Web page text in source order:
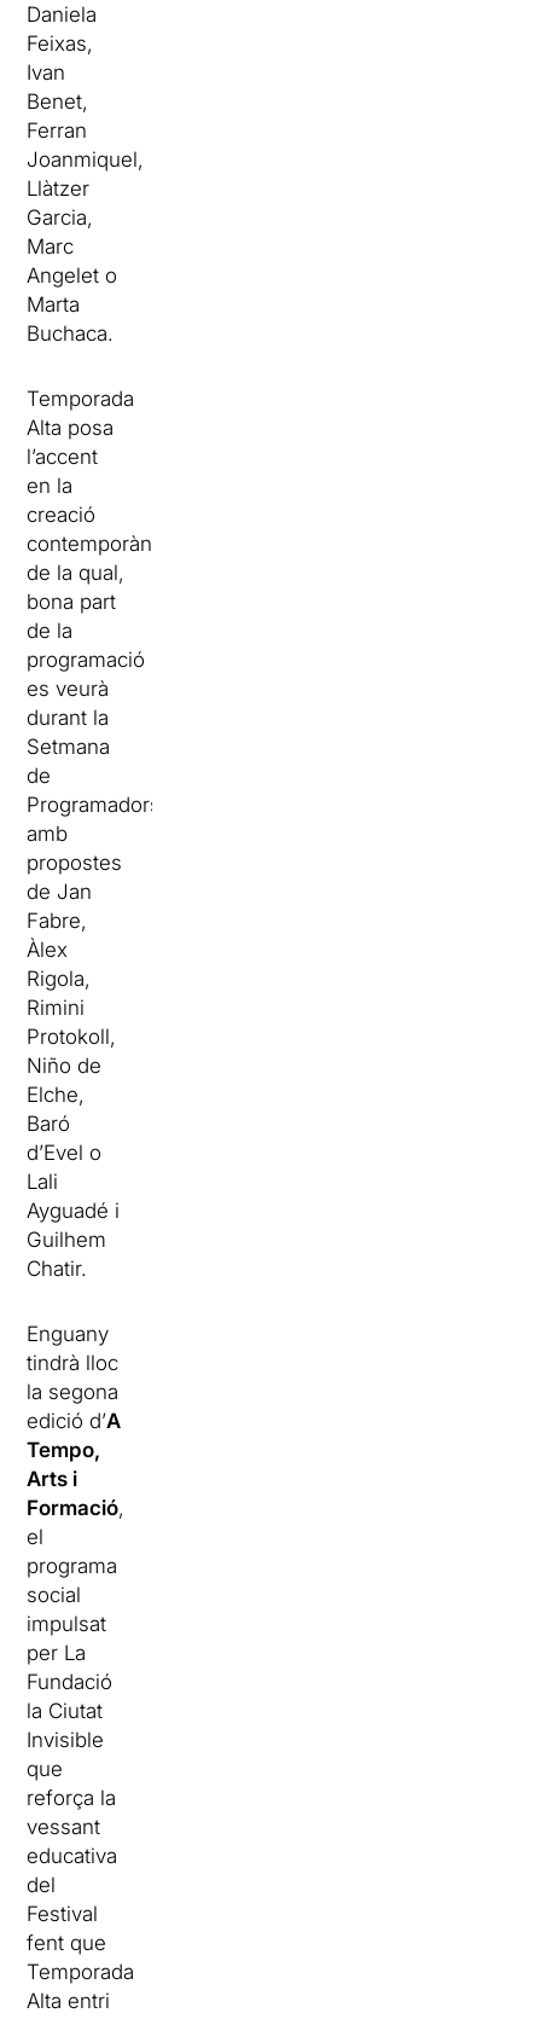
Daniela
Feixas,
Ivan
Benet,
Ferran
Joanmiquel,
Llàtzer
Garcia,
Marc
Angelet o
Marta
Buchaca.
Temporada
Alta posa
l’accent
en la
creació
contemporània,
de la qual,
bona part
de la
programació
es veurà
durant la
Setmana
de
Programadors
amb
propostes
de Jan
Fabre,
Àlex
Rigola,
Rimini
Protokoll,
Niño de
Elche,
Baró
d’Evel o
Lali
Ayguadé i
Guilhem
Chatir.
Enguany
tindrà lloc
la segona
edició d’A
Tempo,
Arts i
Formació,
el
programa
social
impulsat
per La
Fundació
la Ciutat
Invisible
que
reforça la
vessant
educativa
del
Festival
fent que
Temporada
Alta entri